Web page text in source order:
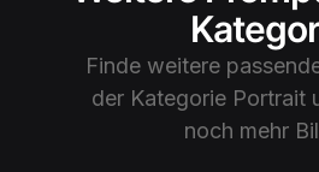
Finde weitere
der Kategorie Portrait
noch mehr